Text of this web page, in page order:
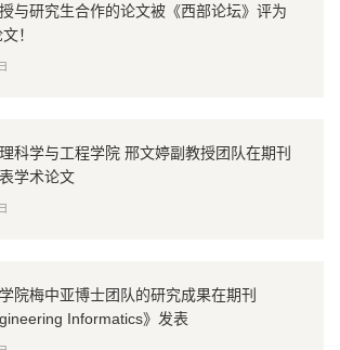
与研究生合作的论文被《西部论坛》评为
！
科学与工程学院 邢文婷副教授团队在期刊
学术论文
院梅中亚博士团队的研究成果在期刊
Informatics》发表